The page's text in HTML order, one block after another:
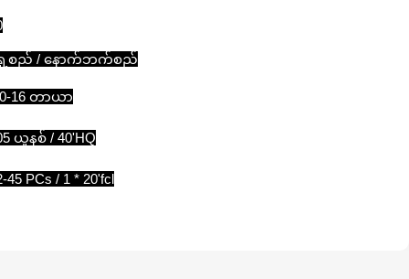
စည် / နောက်ဘက်စည်
16 တာယာ
ယူနစ် / 40'HQ
45 PCs / 1 * 20'fcl